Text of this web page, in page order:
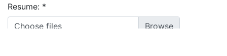
Resume: *
Choose files